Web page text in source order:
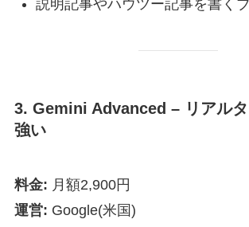
説明記事やハウツー記事を書く
3. Gemini Advanced – リアル
強い
料金: 月額2,900円
運営: Google(米国)